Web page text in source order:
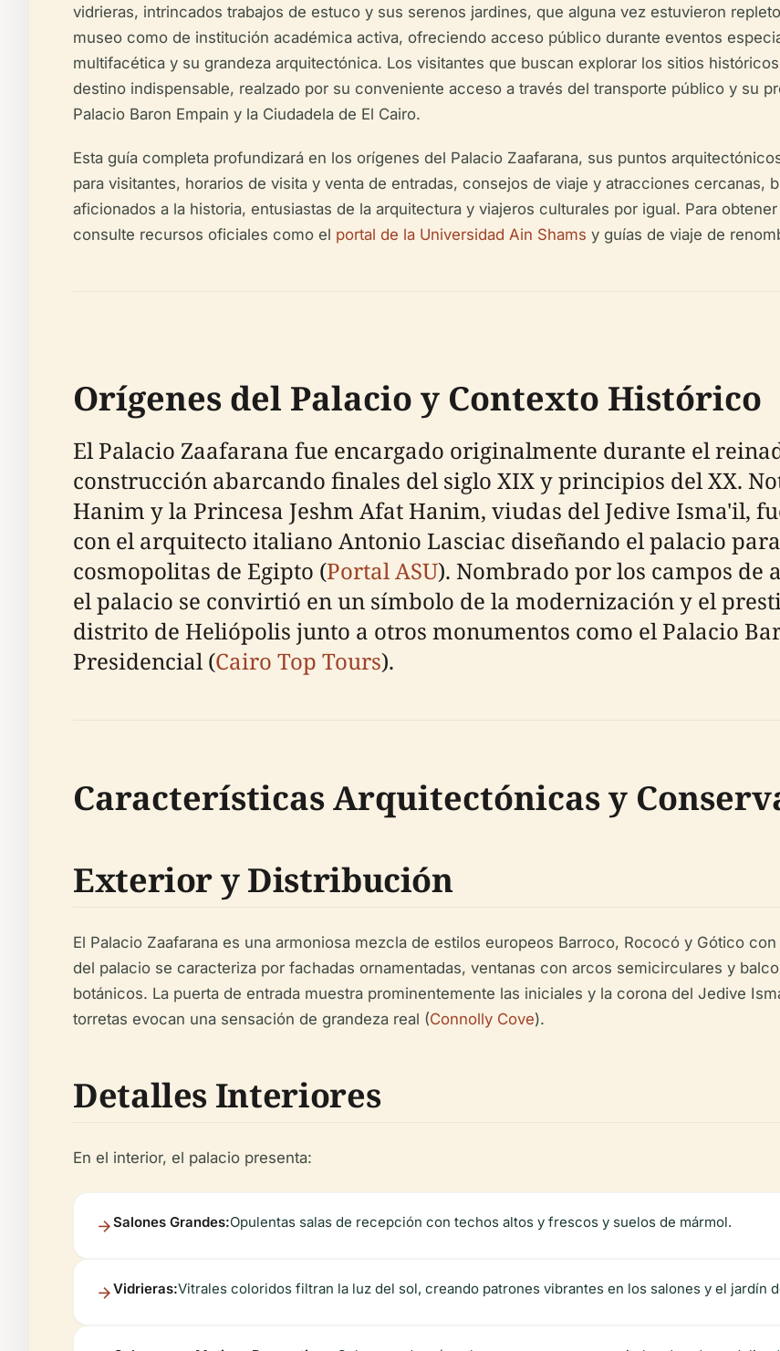
vidrieras, intrincados trabajos de estuco y sus serenos jardines, que alguna vez estuvieron
museo como de institución académica activa, ofreciendo acceso público durante eventos
multifacética y su grandeza arquitectónica. Los visitantes que buscan explorar los sitios
destino indispensable, realzado por su conveniente acceso a través del transporte público y su
Palacio Baron Empain y la Ciudadela de El Cairo.
Esta guía completa profundizará en los orígenes del Palacio Zaafarana, sus puntos
para visitantes, horarios de visita y venta de entradas, consejos de viaje y atracciones cercanas,
aficionados a la historia, entusiastas de la arquitectura y viajeros culturales por igual. Para
consulte recursos oficiales como el portal de la Universidad Ain Shams y guías de viaje de
Orígenes del Palacio y Contexto Histórico
El Palacio Zaafarana fue encargado originalmente durante el
construcción abarcando finales del siglo XIX y principios del XX.
Hanim y la Princesa Jeshm Afat Hanim, viudas del Jedive Isma'il,
con el arquitecto italiano Antonio Lasciac diseñando el palacio
cosmopolitas de Egipto (Portal ASU). Nombrado por los campos de
el palacio se convirtió en un símbolo de la modernización y el
distrito de Heliópolis junto a otros monumentos como el Palacio
Presidencial (Cairo Top Tours).
Características Arquitectónicas y
Exterior y Distribución
El Palacio Zaafarana es una armoniosa mezcla de estilos europeos Barroco, Rococó y Gótico
del palacio se caracteriza por fachadas ornamentadas, ventanas con arcos semicirculares y
botánicos. La puerta de entrada muestra prominentemente las iniciales y la corona del Jedive
torretas evocan una sensación de grandeza real (Connolly Cove).
Detalles Interiores
En el interior, el palacio presenta:
Salones Grandes:Opulentas salas de recepción con techos altos y frescos y suelos de mármol.
Vidrieras:Vitrales coloridos filtran la luz del sol, creando patrones vibrantes en los salones y el jardín